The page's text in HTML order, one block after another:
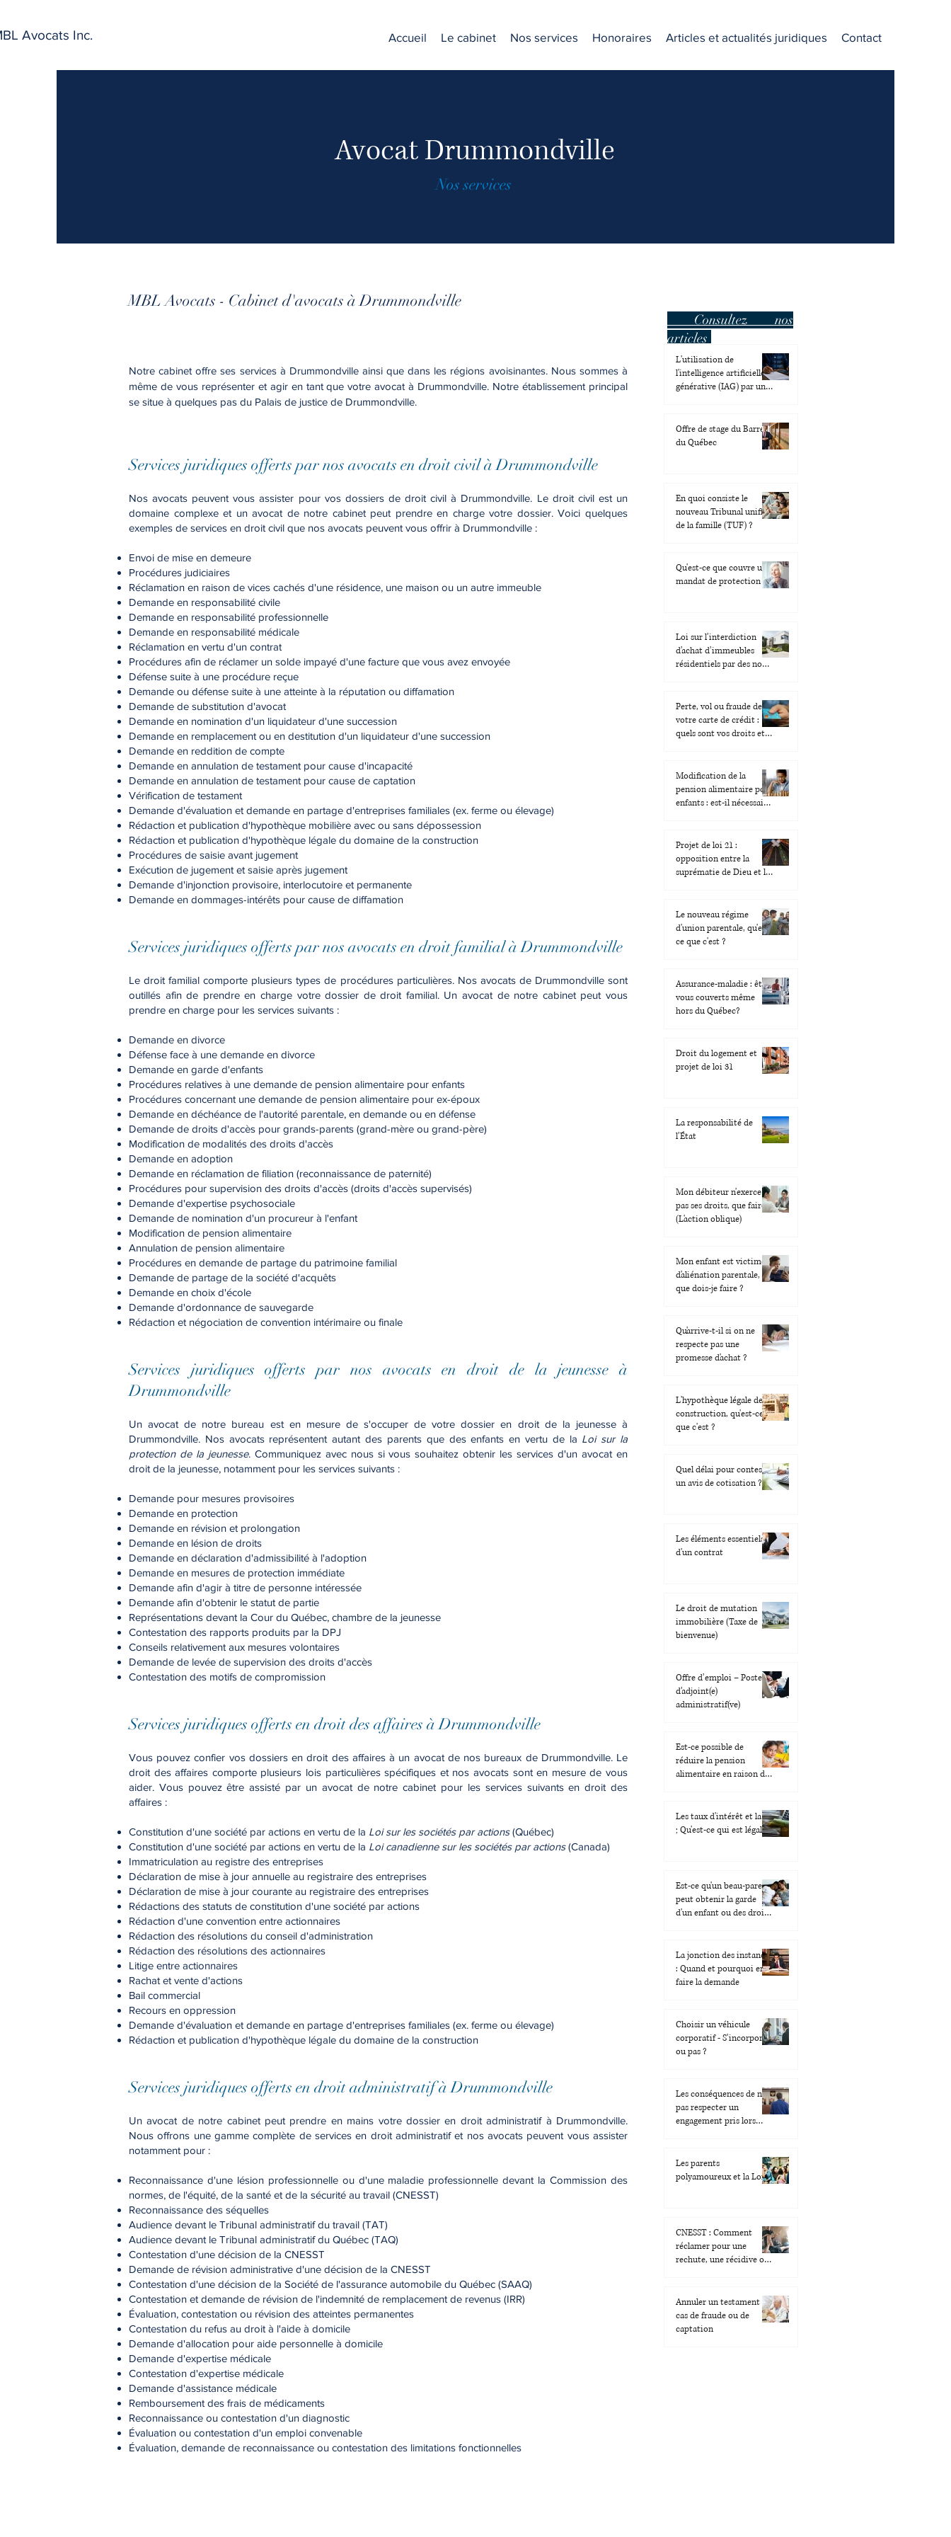
Accueil Le cabinet Nos services Honoraires Articles et actualités juridiques Contact
Avocats Inc.
Avocat Drummondville
Nos services
MBL Avocats - Cabinet d'avocats à Drummondville
Consultez nos
articles
Notre cabinet offre ses services à Drummondville ainsi que dans les régions avoisinantes. Nous sommes à
même de vous représenter et agir en tant que votre avocat à Drummondville. Notre établissement principal
se situe à quelques pas du Palais de justice de Drummondville.
L'utilisation de
l'intelligence artificielle
générative (IAG) par un
Offre de stage du Barreau
du Québec
En quoi consiste le
nouveau Tribunal unifié
de la famille (TUF) ?
Qu'est-ce que couvre un
mandat de protection ?
Loi sur l’interdiction
d’achat d’immeubles
résidentiels par des non-
Perte, vol ou fraude de
votre carte de crédit :
quels sont vos droits et
Modification de la
pension alimentaire pour
enfants : est-il nécessaire
Projet de loi 21 :
opposition entre la
suprématie de Dieu et la
Le nouveau régime
d'union parentale, qu'est-
ce que c'est ?
Assurance-maladie : êtes-
vous couverts même
hors du Québec?
Droit du logement et
projet de loi 31
La responsabilité de
l’État
Mon débiteur n'exerce
pas ses droits, que faire ?
(L'action oblique)
Mon enfant est victime
d'aliénation parentale,
que dois-je faire ?
Qu'arrive-t-il si on ne
respecte pas une
promesse d'achat ?
L'hypothèque légale de la
construction, qu'est-ce
que c'est ?
Quel délai pour contester
un avis de cotisation ?
Les éléments essentiels
d'un contrat
Le droit de mutation
immobilière (Taxe de
bienvenue)
Offre d’emploi – Poste
d’adjoint(e)
administratif(ve)
Est-ce possible de
réduire la pension
alimentaire en raison des
Les taux d'intérêt et la loi
; Qu'est-ce qui est légal ?
Est-ce qu'un beau-parent
peut obtenir la garde
d'un enfant ou des droits
La jonction des instances
: Quand et pourquoi en
faire la demande
Choisir un véhicule
corporatif - S’incorporer
ou pas ?
Les conséquences de ne
pas respecter un
engagement pris lors
Les parents
polyamoureux et la Loi
CNESST : Comment
réclamer pour une
rechute, une récidive ou
Annuler un testament en
cas de fraude ou de
captation
Services juridiques offerts par nos avocats en droit civil à Drummondville
Nos avocats peuvent vous assister pour vos dossiers de droit civil à Drummondville. Le droit civil est un
domaine complexe et un avocat de notre cabinet peut prendre en charge votre dossier. Voici quelques
exemples de services en droit civil que nos avocats peuvent vous offrir à Drummondville :
Envoi de mise en demeure
Procédures judiciaires
Réclamation en raison de vices cachés d'une résidence, une maison ou un autre immeuble
Demande en responsabilité civile
Demande en responsabilité professionnelle
Demande en responsabilité médicale
Réclamation en vertu d'un contrat
Procédures afin de réclamer un solde impayé d'une facture que vous avez envoyée
Défense suite à une procédure reçue
Demande ou défense suite à une atteinte à la réputation ou diffamation
Demande de substitution d'avocat
Demande en nomination d'un liquidateur d'une succession
Demande en remplacement ou en destitution d'un liquidateur d'une succession
Demande en reddition de compte
Demande en annulation de testament pour cause d'incapacité
Demande en annulation de testament pour cause de captation
Vérification de testament
Demande d'évaluation et demande en partage d'entreprises familiales (ex. ferme ou élevage)
Rédaction et publication d'hypothèque mobilière avec ou sans dépossession
Rédaction et publication d'hypothèque légale du domaine de la construction
Procédures de saisie avant jugement
Exécution de jugement et saisie après jugement
Demande d'injonction provisoire, interlocutoire et permanente
Demande en dommages-intérêts pour cause de diffamation
Services juridiques offerts par nos avocats en droit familial à Drummondville
Le droit familial comporte plusieurs types de procédures particulières.Nos avocats de Drummondville sont
outillés afin de prendre en charge votre dossier de droit familial.Un avocat de notre cabinet peut vous
prendre en charge pour les services suivants :
Demande en divorce
Défense face à une demande en divorce
Demande en garde d'enfants
Procédures relatives à une demande de pension alimentaire pour enfants
Procédures concernant une demande de pension alimentaire pour ex-époux
Demande en déchéance de l'autorité parentale, en demande ou en défense
Demande de droits d'accès pour grands-parents (grand-mère ou grand-père)
Modification de modalités des droits d'accès
Demande en adoption
Demande en réclamation de filiation (reconnaissance de paternité)
Procédures pour supervision des droits d'accès (droits d'accès supervisés)
Demande d'expertise psychosociale
Demande de nomination d'un procureur à l'enfant
Modification de pension alimentaire
Annulation de pension alimentaire
Procédures en demande de partage du patrimoine familial
Demande de partage de la société d'acquêts
Demande en choix d'école
Demande d'ordonnance de sauvegarde
Rédaction et négociation de convention intérimaire ou finale
Services juridiques offerts par nos avocats en droit de la jeunesse à
Drummondville
Un avocat de notre bureau est en mesure de s'occuper de votre dossier en droit de la jeunesse à
Drummondville. Nos avocats représentent autant des parents que des enfants en vertu de la Loi sur la
protection de la jeunesse. Communiquez avec nous si vous souhaitez obtenir les services d'un avocat en
droit de la jeunesse, notamment pour les services suivants :
Demande pour mesures provisoires
Demande en protection
Demande en révision et prolongation
Demande en lésion de droits
Demande en déclaration d'admissibilité à l'adoption
Demande en mesures de protection immédiate
Demande afin d'agir à titre de personne intéressée
Demande afin d'obtenir le statut de partie
Représentations devant la Cour du Québec, chambre de la jeunesse
Contestation des rapports produits par la DPJ
Conseils relativement aux mesures volontaires
Demande de levée de supervision des droits d'accès
Contestation des motifs de compromission
Services juridiques offerts en droit des affaires à Drummondville
Vous pouvez confier vos dossiers en droit des affaires à un avocat de nos bureaux de Drummondville. Le
droit des affaires comporte plusieurs lois particulières spécifiques et nos avocats sont en mesure de vous
aider. Vous pouvez être assisté par un avocat de notre cabinet pour les services suivants en droit des
affaires :
Constitution d'une société par actions en vertu de la Loi sur les sociétés par actions(Québec)
Constitution d'une société par actions en vertu de la Loi canadienne sur les sociétés par actions(Canada)
Immatriculation au registre des entreprises
Déclaration de mise à jour annuelle au registraire des entreprises
Déclaration de mise à jour courante au registraire des entreprises
Rédactions des statuts de constitution d'une société par actions
Rédaction d'une convention entre actionnaires
Rédaction des résolutions du conseil d'administration
Rédaction des résolutions des actionnaires
Litige entre actionnaires
Rachat et vente d'actions
Bail commercial
Recours en oppression
Demande d'évaluation et demande en partage d'entreprises familiales (ex. ferme ou élevage)
Rédaction et publication d'hypothèque légale du domaine de la construction
Services juridiques offerts en droit administratif à Drummondville
Un avocat de notre cabinet peut prendre en mains votre dossier en droit administratif à Drummondville.
Nous offrons une gamme complète de services en droit administratif et nos avocats peuvent vous assister
notamment pour :
Reconnaissance d'une lésion professionnelle ou d'une maladie professionnelle devant la Commission des
normes, de l'équité, de la santé et de la sécurité au travail (CNESST)
Reconnaissance des séquelles
Audience devant le Tribunal administratif du travail (TAT)
Audience devant le Tribunal administratif du Québec (TAQ)
Contestation d'une décision de la CNESST
Demande de révision administrative d'une décision de la CNESST
Contestation d'une décision de la Société de l'assurance automobile du Québec (SAAQ)
Contestation et demande de révision de l'indemnité de remplacement de revenus (IRR)
Évaluation, contestation ou révision des atteintes permanentes
Contestation du refus au droit à l'aide à domicile
Demande d'allocation pour aide personnelle à domicile
Demande d'expertise médicale
Contestation d'expertise médicale
Demande d'assistance médicale
Remboursement des frais de médicaments
Reconnaissance ou contestation d'un diagnostic
Évaluation ou contestation d'un emploi convenable
Évaluation, demande de reconnaissance ou contestation des limitations fonctionnelles